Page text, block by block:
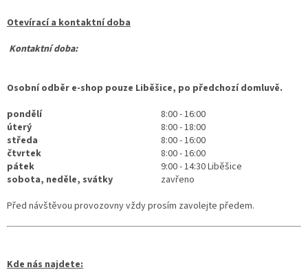
Otevírací a kontaktní doba
Kontaktní doba:
Osobní odběr e-shop pouze Liběšice, po předchozí domluvě.
pondělí
úterý
středa
čtvrtek
pátek
sobota, neděle, svátky
8:00 - 16:00
8:00 - 18:00
8:00 - 16:00
8:00 - 16:00
9:00 - 14:30 Liběšice
zavřeno
Před návštěvou provozovny vždy prosím zavolejte předem.
Kde nás najdete: